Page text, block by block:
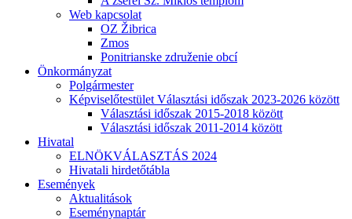
Web kapcsolat
OZ Žibrica
Zmos
Ponitrianske združenie obcí
Önkormányzat
Polgármester
Képviselőtestület Választási időszak 2023-2026 között
Választási időszak 2015-2018 között
Választási időszak 2011-2014 között
Hivatal
ELNÖKVÁLASZTÁS 2024
Hivatali hirdetőtábla
Események
Aktualitások
Eseménynaptár